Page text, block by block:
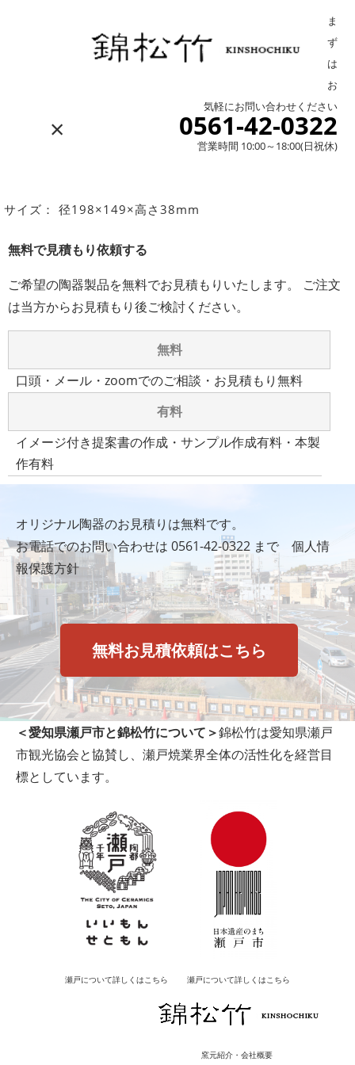
ま
ず
は
お
気軽にお問い合わせください
0561-42-0322
営業時間 10:00～18:00(日祝休)
×
サイズ： 径198×149×高さ38mm
無料で見積もり依頼する
ご希望の陶器製品を無料でお見積もりいたします。 ご注文
は当方からお見積もり後ご検討ください。
無料
口頭・メール・zoomでのご相談・お見積もり無料
有料
イメージ付き提案書の作成・サンプル作成有料・本製
作有料
オリジナル陶器のお見積りは無料です。
お電話でのお問い合わせは 0561-42-0322 まで 個人情
報保護方針
無料お見積依頼はこちら
＜愛知県瀬戸市と錦松竹について＞錦松竹は愛知県瀬戸
市観光協会と協賛し、瀬戸焼業界全体の活性化を経営目
標としています。
瀬戸について詳しくはこちら 瀬戸について詳しくはこちら
窯元紹介・会社概要